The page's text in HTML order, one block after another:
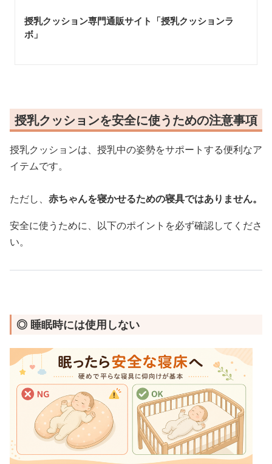
授乳クッション専門通販サイト「授乳クッションラ
ボ 」
授乳クッションを安全に使うための注意事項
授乳クッションは、授乳中の姿勢をサポートする便利なア
イテムです。
ただし、 赤ちゃんを寝かせるための寝具ではありません。
安全に使うために、以下のポイントを必ず確認してくださ
い。
◎ 睡眠時には使用しない